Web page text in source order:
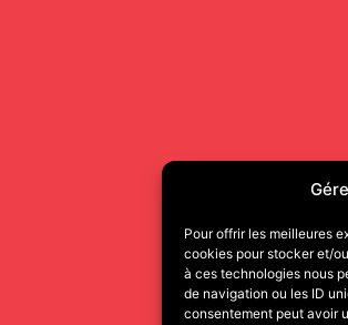
Pour offrir les meilleures
cookies pour stocker et/
à ces technologies nous
de navigation ou les ID
consentement peut avoir